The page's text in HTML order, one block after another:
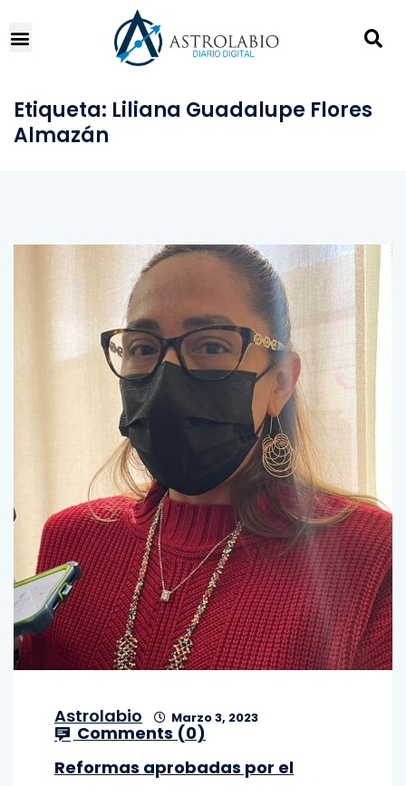
Etiqueta: Liliana Guadalupe Flores
Almazán
Astrolabio Marzo 3, 2023
Comments (0)
Reformas aprobadas por el